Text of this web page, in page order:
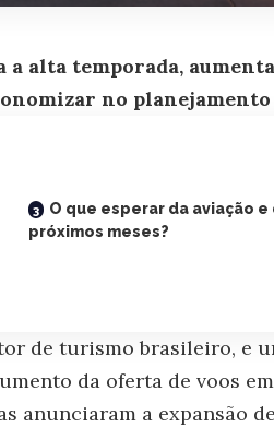
alta temporada,
no planejamento
O que esperar da aviação
próximos meses?
de turismo brasileiro, e
da oferta de voos
anunciaram a expansão